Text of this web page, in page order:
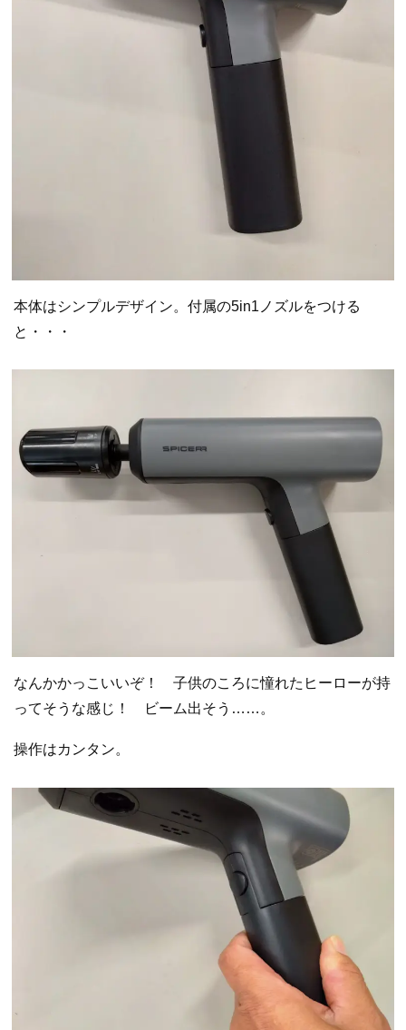
本体はシンプルデザイン。付属の5in1ノズルをつける
と・・・
なんかかっこいいぞ！ 子供のころに憧れたヒーローが持
ってそうな感じ！ ビーム出そう……。
操作はカンタン。